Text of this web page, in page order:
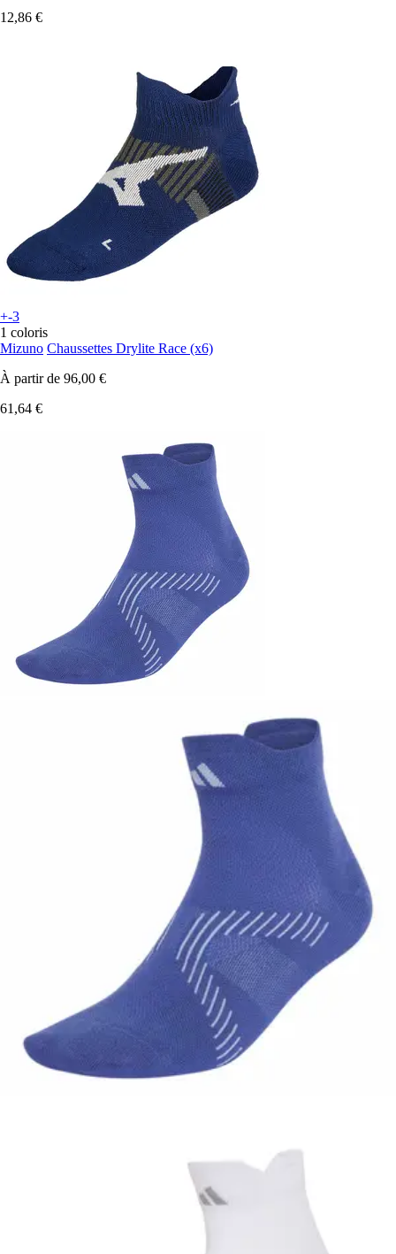
12,86 €
+-3
1 coloris
Mizuno Chaussettes Drylite Race (x6)
À partir de 96,00 €
61,64 €